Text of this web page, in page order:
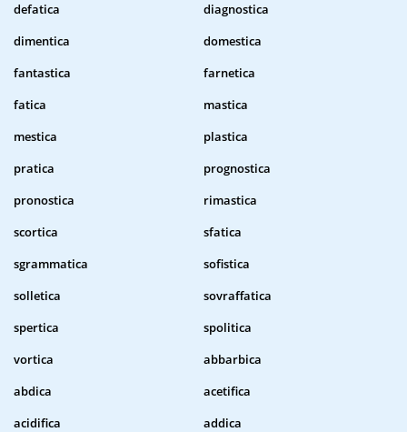
defatica
diagnostica
dimentica
domestica
fantastica
farnetica
fatica
mastica
mestica
plastica
pratica
prognostica
pronostica
rimastica
scortica
sfatica
sgrammatica
sofistica
solletica
sovraffatica
spertica
spolitica
vortica
abbarbica
abdica
acetifica
acidifica
addica